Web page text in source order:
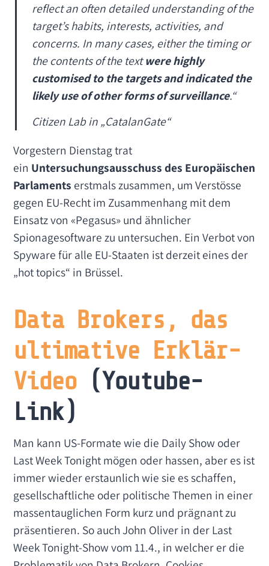
reflect an often detailed understanding of the
target’s habits, interests, activities, and
concerns. In many cases, either the timing or
the contents of the textwere highly
customised to the targets and indicated the
likely use of other forms of surveillance.“
Citizen Lab in „CatalanGate“
Vorgestern Dienstag trat
ein Untersuchungsausschuss des Europäischen
Parlaments erstmals zusammen, um Verstösse
gegen EU-Recht im Zusammenhang mit dem
Einsatz von «Pegasus» und ähnlicher
Spionagesoftware zu untersuchen. Ein Verbot von
Spyware für alle EU-Staaten ist derzeit eines der
„hot topics“ in Brüssel.
Data Brokers, das
ultimative Erklär-
Video(Youtube-
Link)
Man kann US-Formate wie die Daily Show oder
Last Week Tonight mögen oder hassen, aber es ist
immer wieder erstaunlich wie sie es schaffen,
gesellschaftliche oder politische Themen in einer
massentauglichen Form kurz und prägnant zu
präsentieren. So auch John Oliver in der Last
Week Tonight-Show vom 11.4., in welcher er die